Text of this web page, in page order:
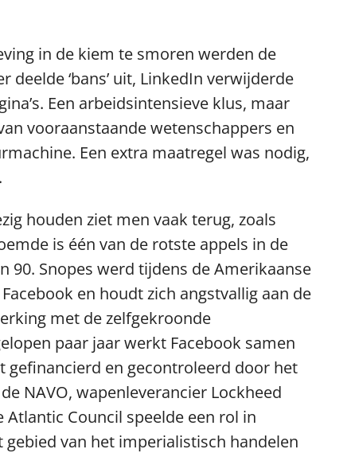
in de kiem te smoren werden de
‘bans’ uit, LinkedIn verwijderde
Een arbeidsintensieve klus, maar
vooraanstaande wetenschappers en
Een extra maatregel was nodig,
houden ziet men vaak terug, zoals
is één van de rotste appels in de
90. Snopes werd tijdens de Amerikaanse
en houdt zich angstvallig aan de
met de zelfgekroonde
paar jaar werkt Facebook samen
gefinancierd en gecontroleerd door het
NAVO, wapenleverancier Lockheed
Council speelde een rol in
van het imperialistisch handelen